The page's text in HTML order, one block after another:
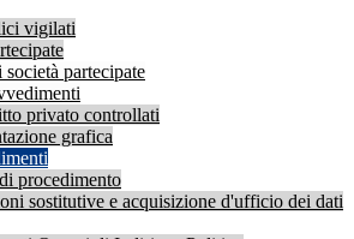
vigilati
società partecipate
privato controllati
grafica
procedimento
sostitutive e acquisizione d'ufficio dei dati